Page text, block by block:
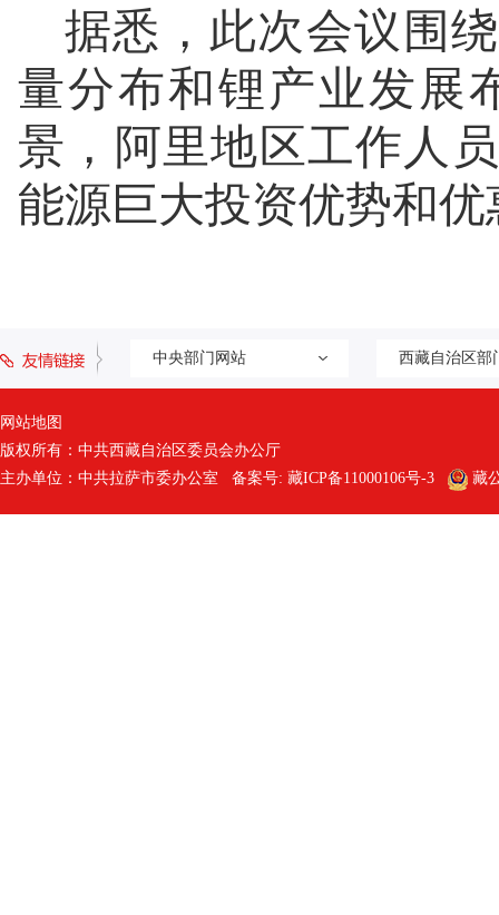
据悉，此次会议围
量分布和锂产业发展
景，阿里地区工作人
能源巨大投资优势和
中央部门网站 西藏自治区部
网站地图
版权所有：中共西藏自治区委员会办公厅
主办单位：中共拉萨市委办公室 备案号: 藏ICP备11000106号-3 藏